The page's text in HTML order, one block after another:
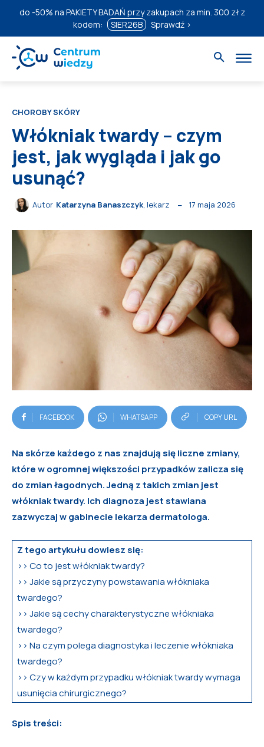
do -50% na PAKIETY BADAŃ przy zakupach za min. 300 zł z
kodem:
SIER26B Sprawdź ›
CHOROBY SKÓRY
Włókniak twardy – czym
jest, jak wygląda i jak go
usunąć?
Autor Katarzyna Banaszczyk, lekarz 17 maja 2026
FACEBOOK WHATSAPP COPY URL
Na skórze każdego z nas znajdują się liczne zmiany,
które w ogromnej większości przypadków zalicza się
do zmian łagodnych. Jedną z takich zmian jest
włókniak twardy. Ich diagnoza jest stawiana
zazwyczaj w gabinecie lekarza dermatologa.
Z tego artykułu dowiesz się:
>> Co to jest włókniak twardy?
>> Jakie są przyczyny powstawania włókniaka
twardego?
>> Jakie są cechy charakterystyczne włókniaka
twardego?
>> Na czym polega diagnostyka i leczenie włókniaka
twardego?
>> Czy w każdym przypadku włókniak twardy wymaga
usunięcia chirurgicznego?
Spis treści: